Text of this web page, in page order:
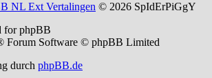
NL Ext Vertalingen © 2026 SpIdErPiGgY
for phpBB
Forum Software © phpBB Limited
durch phpBB.de